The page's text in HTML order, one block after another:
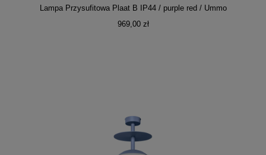
Lampa Przysufitowa Plaat B IP44 / purple red / Ummo
969,00 zł